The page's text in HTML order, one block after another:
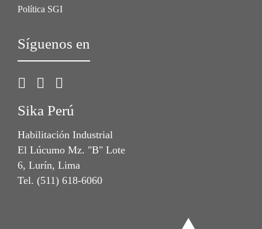
Política SGI
Síguenos en
Sika Perú
Habilitación Industrial
El Lúcumo Mz. "B" Lote
6, Lurín, Lima
Tel. (511) 618-6060